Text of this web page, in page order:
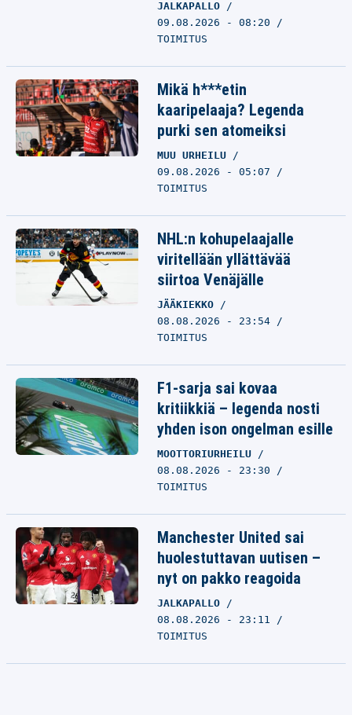
JALKAPALLO
09.08.2026 - 08:20
TOIMITUS
Mikä h***etin
kaaripelaaja? Legenda
purki sen atomeiksi
MUU URHEILU
09.08.2026 - 05:07
TOIMITUS
NHL:n kohupelaajalle
viritellään yllättävää
siirtoa Venäjälle
JÄÄKIEKKO
08.08.2026 - 23:54
TOIMITUS
F1-sarja sai kovaa
kritiikkiä – legenda nosti
yhden ison ongelman esille
MOOTTORIURHEILU
08.08.2026 - 23:30
TOIMITUS
Manchester United sai
huolestuttavan uutisen –
nyt on pakko reagoida
JALKAPALLO
08.08.2026 - 23:11
TOIMITUS